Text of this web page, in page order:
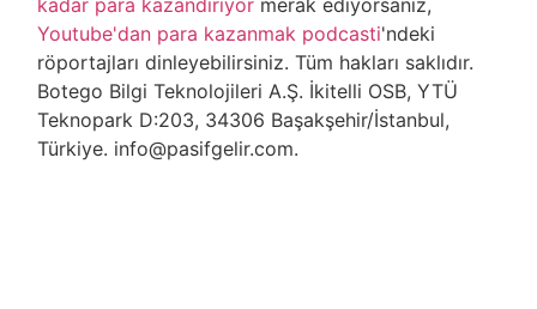
Youtube'dan para kazanmak podcasti'ndeki
röportajları dinleyebilirsiniz. Tüm hakları saklıdır.
Botego Bilgi Teknolojileri A.Ş. İkitelli OSB, YTÜ
Teknopark D:203, 34306 Başakşehir/İstanbul,
Türkiye. info@pasifgelir.com.